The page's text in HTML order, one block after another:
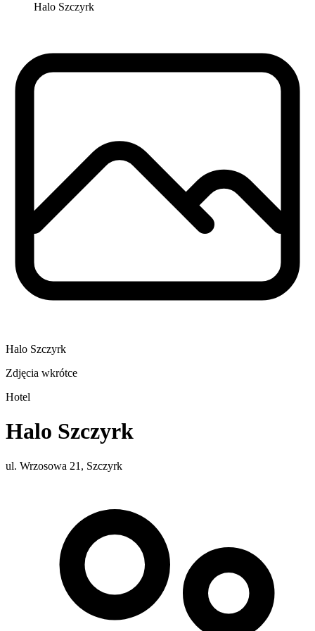
Halo Szczyrk
Halo Szczyrk
Zdjęcia wkrótce
Hotel
Halo Szczyrk
ul. Wrzosowa 21, Szczyrk